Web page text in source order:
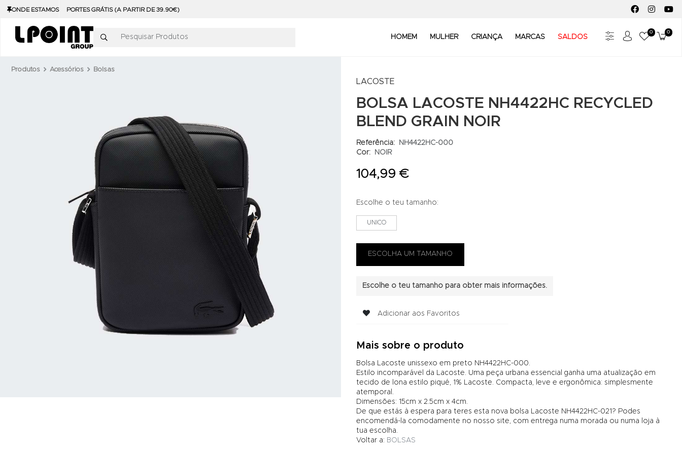
ONDE ESTAMOS PORTES GRÁTIS (A PARTIR DE 39.90€) FACEBOOK
Pesquisar Produtos
HOMEM MULHER CRIANÇA MARCAS SALDOS Meus
0 0
Produtos Acessórios Bolsas
LACOSTE
BOLSA LACOSTE NH4422HC RECYCLED
BLEND GRAIN NOIR
Referência:
NH4422HC-000
Cor:
NOIR
104,99 €
Escolhe o teu tamanho:
UNICO
Escolhe o teu tamanho para obter mais informações.
Adicionar aos Favoritos
Mais sobre o produto
Bolsa Lacoste unissexo em preto NH4422HC-000.
Estilo incomparável da Lacoste. Uma peça urbana essencial ganha uma atualização em
tecido de lona estilo piqué, 1% Lacoste. Compacta, leve e ergonômica: simplesmente
atemporal.
Dimensões: 15cm x 2.5cm x 4cm.
De que estás à espera para teres esta nova bolsa Lacoste NH4422HC-021? Podes
encomendá-la comodamente no nosso site, com entrega numa morada ou numa loja à
tua escolha.
Voltar a: BOLSAS